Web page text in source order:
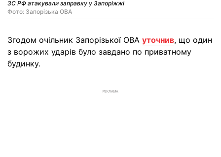
ЗС РФ атакували заправку у Запоріжжі
Фото: Запорізька ОВА
Згодом очільник Запорізької ОВА уточнив, що один
з ворожих ударів було завдано по приватному
будинку.
РЕКЛАМА